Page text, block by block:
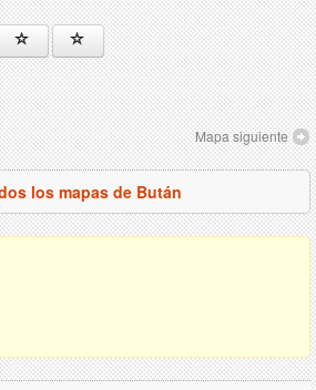
Mapa siguiente
los mapas de Bután